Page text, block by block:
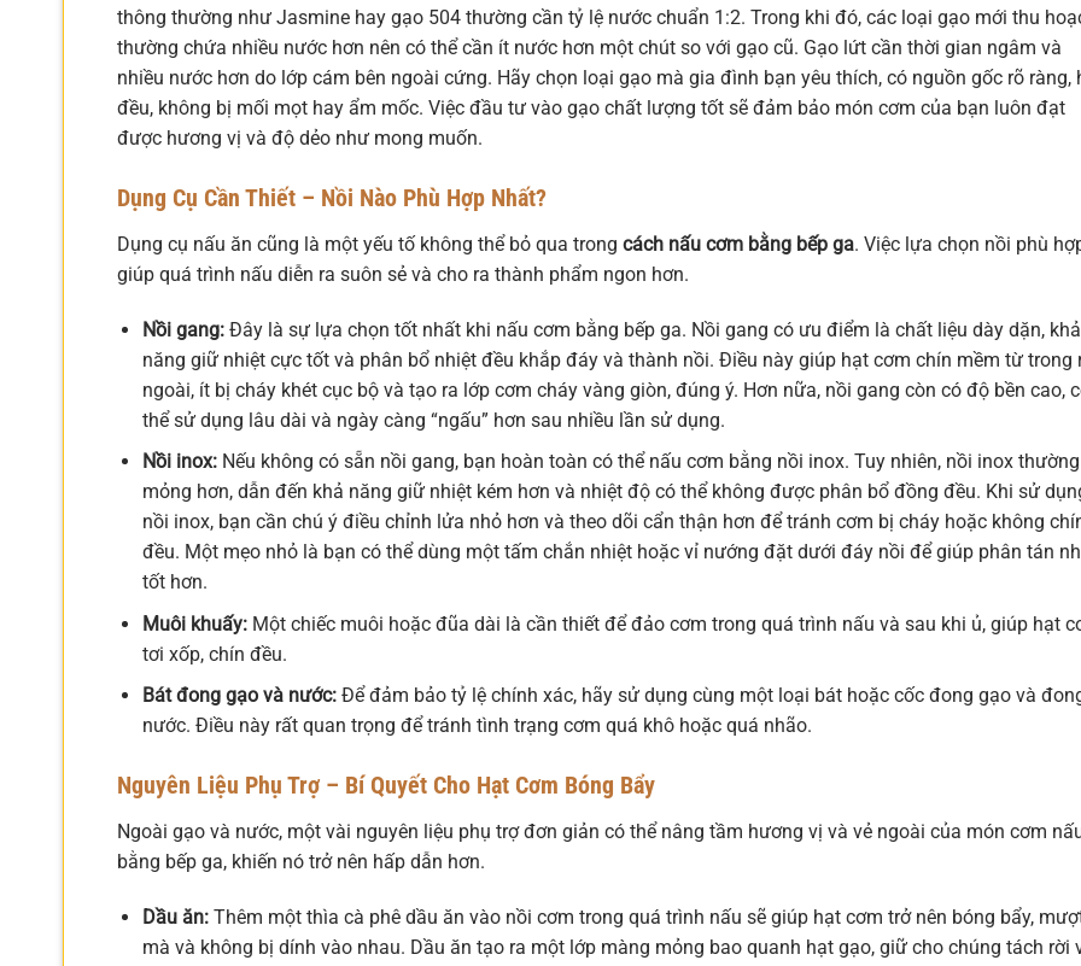
thông thường như Jasmine hay gạo 504 thường cần tỷ lệ nước chuẩn 1:2. Trong khi đó, các loại gạo mới thu
thường chứa nhiều nước hơn nên có thể cần ít nước hơn một chút so với gạo cũ. Gạo lứt cần thời gian ngâm và
nhiều nước hơn do lớp cám bên ngoài cứng. Hãy chọn loại gạo mà gia đình bạn yêu thích, có nguồn gốc rõ ràng,
đều, không bị mối mọt hay ẩm mốc. Việc đầu tư vào gạo chất lượng tốt sẽ đảm bảo món cơm của bạn luôn đạt
được hương vị và độ dẻo như mong muốn.
Dụng Cụ Cần Thiết – Nồi Nào Phù Hợp Nhất?
Dụng cụ nấu ăn cũng là một yếu tố không thể bỏ qua trong cách nấu cơm bằng bếp ga. Việc lựa chọn nồi phù
giúp quá trình nấu diễn ra suôn sẻ và cho ra thành phẩm ngon hơn.
Nồi gang:Đây là sự lựa chọn tốt nhất khi nấu cơm bằng bếp ga. Nồi gang có ưu điểm là chất liệu dày dặn, khả
năng giữ nhiệt cực tốt và phân bổ nhiệt đều khắp đáy và thành nồi. Điều này giúp hạt cơm chín mềm từ trong
ngoài, ít bị cháy khét cục bộ và tạo ra lớp cơm cháy vàng giòn, đúng ý. Hơn nữa, nồi gang còn có độ bền cao,
thể sử dụng lâu dài và ngày càng “ngấu” hơn sau nhiều lần sử dụng.
Nồi inox:Nếu không có sẵn nồi gang, bạn hoàn toàn có thể nấu cơm bằng nồi inox. Tuy nhiên, nồi inox thường
mỏng hơn, dẫn đến khả năng giữ nhiệt kém hơn và nhiệt độ có thể không được phân bổ đồng đều. Khi sử
nồi inox, bạn cần chú ý điều chỉnh lửa nhỏ hơn và theo dõi cẩn thận hơn để tránh cơm bị cháy hoặc không
đều. Một mẹo nhỏ là bạn có thể dùng một tấm chắn nhiệt hoặc vỉ nướng đặt dưới đáy nồi để giúp phân tán
tốt hơn.
Muôi khuấy:Một chiếc muôi hoặc đũa dài là cần thiết để đảo cơm trong quá trình nấu và sau khi ủ, giúp hạt
tơi xốp, chín đều.
Bát đong gạo và nước:Để đảm bảo tỷ lệ chính xác, hãy sử dụng cùng một loại bát hoặc cốc đong gạo và
nước. Điều này rất quan trọng để tránh tình trạng cơm quá khô hoặc quá nhão.
Nguyên Liệu Phụ Trợ – Bí Quyết Cho Hạt Cơm Bóng Bẩy
Ngoài gạo và nước, một vài nguyên liệu phụ trợ đơn giản có thể nâng tầm hương vị và vẻ ngoài của món cơm
bằng bếp ga, khiến nó trở nên hấp dẫn hơn.
Dầu ăn:Thêm một thìa cà phê dầu ăn vào nồi cơm trong quá trình nấu sẽ giúp hạt cơm trở nên bóng bẩy,
mà và không bị dính vào nhau. Dầu ăn tạo ra một lớp màng mỏng bao quanh hạt gạo, giữ cho chúng tách rời